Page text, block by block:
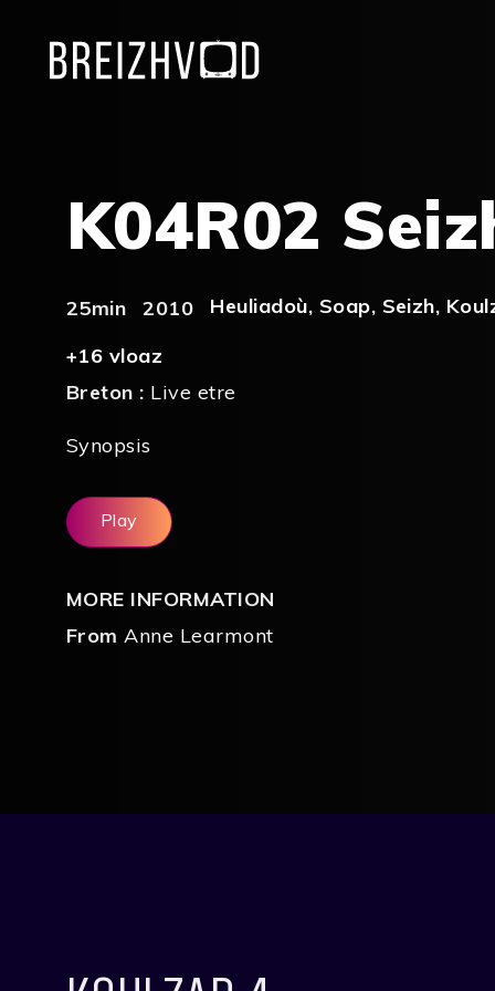
K04R02
25min 2010 Heuliadoù, Soap, Seizh,
+16 vloaz
Breton : Live etre
Synopsis
Play
MORE INFORMATION
From Anne Learmont